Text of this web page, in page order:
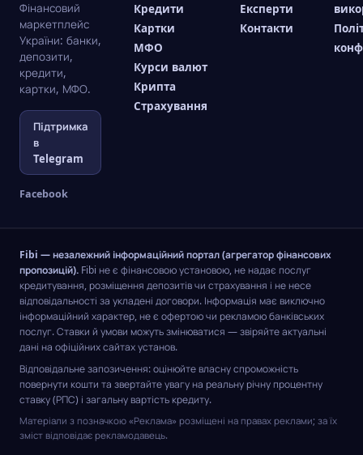
Фінансовий
маркетплейс
України: банки,
депозити,
кредити,
картки, МФО.
Підтримка
в
Telegram
Facebook
Кредити
Картки
МФО
Курси валют
Крипта
Страхування
Експерти
Контакти
Fibi — незалежний інформаційний портал (агрегатор фінансових
пропозицій). Fibi не є фінансовою установою, не надає послуг
кредитування, розміщення депозитів чи страхування і не несе
відповідальності за укладені договори. Інформація має виключно
інформаційний характер, не є офертою чи рекламою банківських
послуг. Ставки й умови можуть змінюватися — звіряйте актуальні
дані на офіційних сайтах установ.
Відповідальне запозичення: оцінюйте власну спроможність
повернути кошти та звертайте увагу на реальну річну процентну
ставку (РПС) і загальну вартість кредиту.
Матеріали з позначкою «Реклама» розміщені на правах реклами; за їх
зміст відповідає рекламодавець.